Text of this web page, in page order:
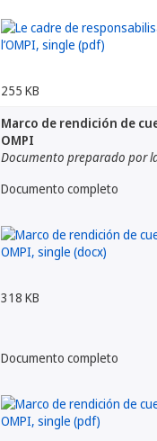
255 KB
Marco de rendición de
OMPI
Documento preparado por
Documento completo
318 KB
Documento completo